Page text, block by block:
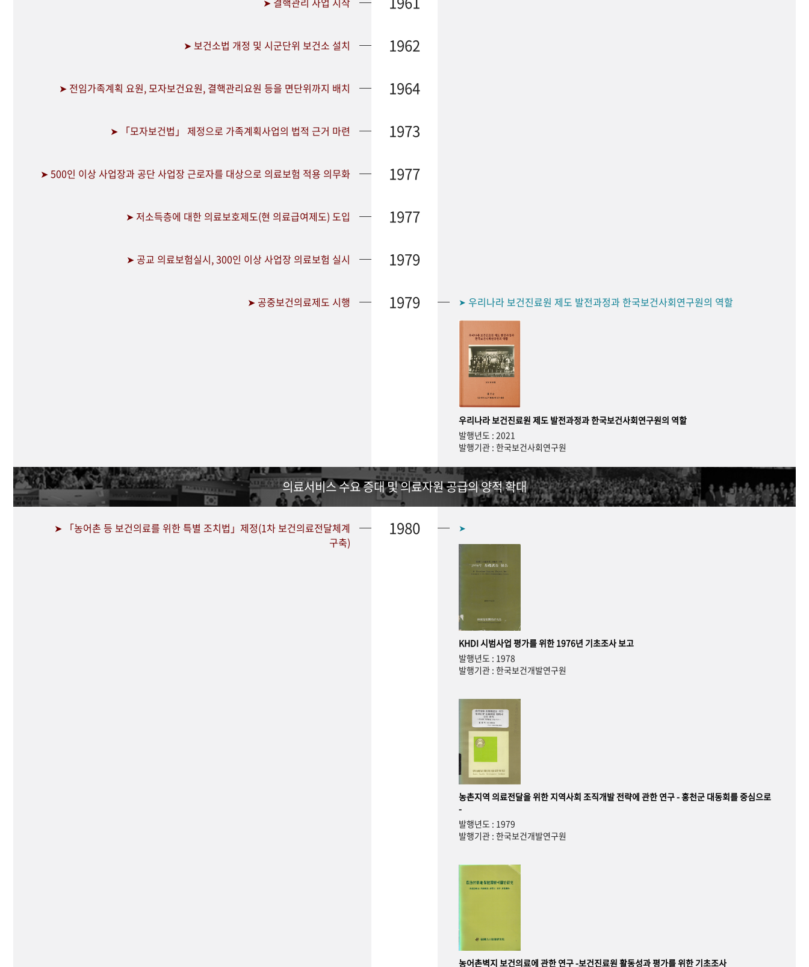
➤ 보건소법 개정 및 시군단위 보건소 설치 1962
➤ 전임가족계획 요원, 모자보건요원, 결핵관리요원 등을 면단위까지 배치 1964
➤ 「모자보건법」 제정으로 가족계획사업의 법적 근거 마련 1973
➤ 500인 이상 사업장과 공단 사업장 근로자를 대상으로 의료보험 적용 의무화 1977
➤ 저소득층에 대한 의료보호제도(현 의료급여제도) 도입 1977
➤ 공교 의료보험실시, 300인 이상 사업장 의료보험 실시 1979
➤ 공중보건의료제도 시행 1979 ➤ 우리나라 보건진료원 제도 발전과정과 한국보건사회연구원의 역할
우리나라 보건진료원 제도 발전과정과 한국보건사회연구원의 역할
발행년도 : 2021
발행기관 : 한국보건사회연구원
의료서비스 수요 증대 및 의료자원 공급의 양적 확대
➤ 「농어촌 등 보건의료를 위한 특별 조치법」제정(1차 보건의료전달체계
구축)
1980 ➤
KHDI 시범사업 평가를 위한 1976년 기초조사 보고
발행년도 : 1978
발행기관 : 한국보건개발연구원
농촌지역 의료전달을 위한 지역사회 조직개발 전략에 관한 연구 - 홍천군 대동회를 중심으로
-
발행년도 : 1979
발행기관 : 한국보건개발연구원
농어촌벽지 보건의료에 관한 연구 -보건진료원 활동성과 평가를 위한 기초조사